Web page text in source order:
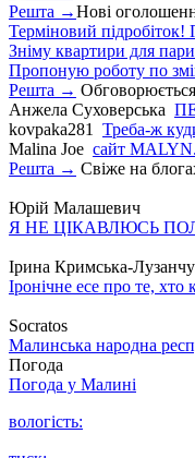
Решта →Нові
Терміновий підробіток!
Зніму квартири для
Пропоную роботу по
Решта → Обговорюється
Анжела Суховерська
kovpaka281
Треба-ж
Malina Joe сайт
Решта → Свіже на
Юрій Малашевич
Я НЕ ЦІКАВЛЮСЬ
Ірина Кримська-
Іронічне есе про те, хто
Socratos
Малинська народна
Погода
Погода у Малині
вологість: